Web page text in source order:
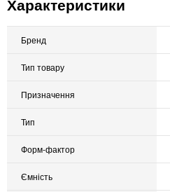
Характеристики
Бренд
Тип товару
Призначення
Тип
Форм-фактор
Ємність